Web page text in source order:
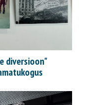
diversioon"